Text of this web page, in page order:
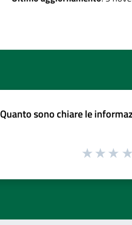
Quanto sono chiare le